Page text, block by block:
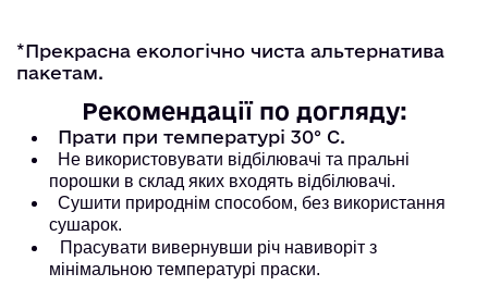
*Прекрасна екологічно чиста альтернатива
пакетам.
Рекомендації по догляду:
Прати при температурі 30° С.
Не використовувати відбілювачі та пральні
порошки в склад яких входять відбілювачі.
Сушити природнім способом, без використання
сушарок.
Прасувати вивернувши річ навиворіт з
мінімальною температурі праски.